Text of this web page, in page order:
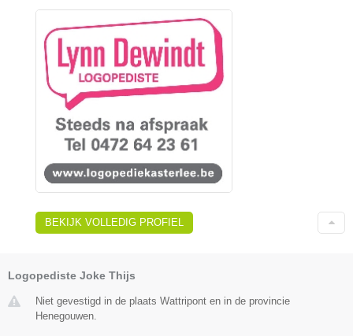
BEKIJK VOLLEDIG PROFIEL
Logopediste Joke Thijs
Niet gevestigd in de plaats Wattripont en in de provincie
Henegouwen.